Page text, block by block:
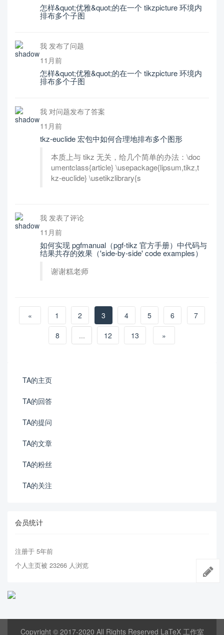
怎样&quot;优雅&quot;的在一个 tikzpicture 环境内
排布多个子图
我 发布了问题
11月前
怎样&quot;优雅&quot;的在一个 tikzpicture 环境内
排布多个子图
我 对问题发布了答案
11月前
tkz-euclide 宏包中如何合理地排布多个图形
本质上与 tikz 无关，给几个简单的办法：\doc
umentclass{article} \usepackage{lipsum,tikz,t
kz-euclide} \usetikzlibrary{s
我 发表了评论
11月前
如何实现 pgfmanual（pgf-tikz 官方手册）中代码与
结果共存的效果（'side-by-side' code examples）
谢谢糕老师
« 1 2 3 4 5 6
7
8
... 12 13 »
TA的主页
TA的回答
TA的提问
TA的文章
TA的粉丝
TA的关注
会员统计
注册于 5年前
个人主页被 23266 人浏览
Copyright © 2017-2020 All Rights Reserved LaTeX 工作室